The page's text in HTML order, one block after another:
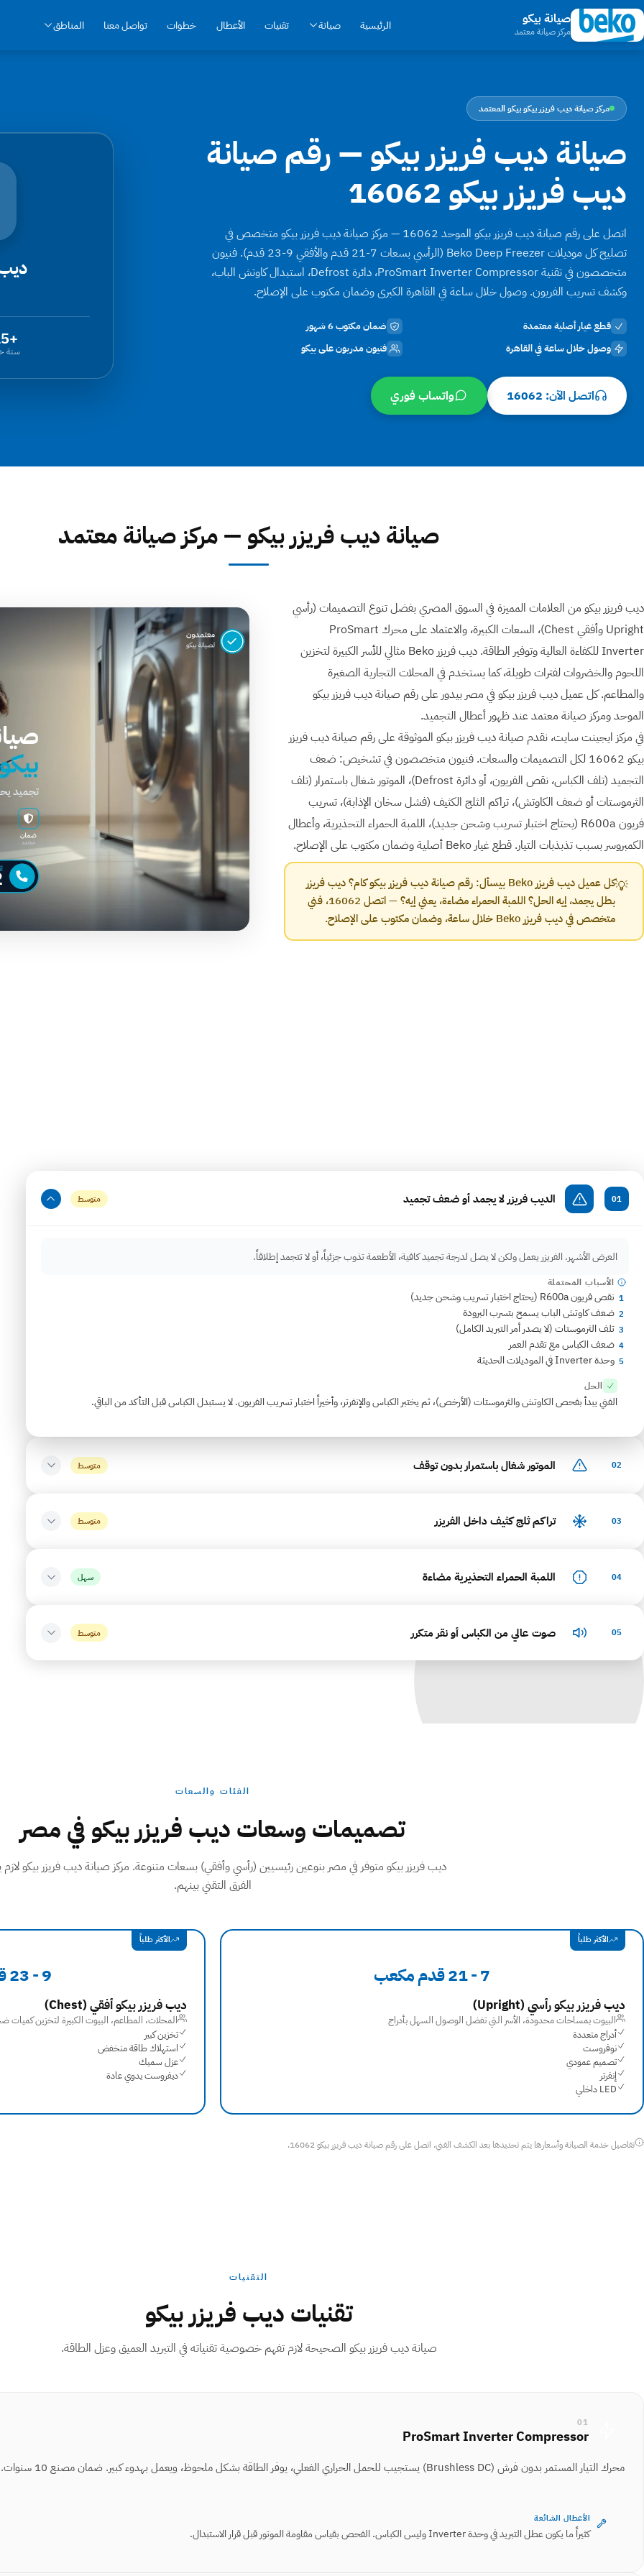
صيانة بيكو
مركز صيانة معتمد الرئيسية صيانة تقنيات الأعطال خطوات تواصل معنا المناطق
مركز صيانة ديب فريزر بيكو بيكو المعتمد
صيانة ديب فريزر بيكو — رقم صيانة
ديب فريزر بيكو 16062
اتصل على رقم صيانة ديب فريزر بيكو الموحد 16062 — مركز صيانة ديب فريزر بيكو متخصص في
تصليح كل موديلات Beko Deep Freezer (الرأسي بسعات 7-21 قدم والأفقي 9-23 قدم). فنيون
متخصصون في تقنية ProSmart Inverter Compressor، دائرة Defrost، استبدال كاوتش الباب،
وكشف تسريب الفريون. وصول خلال ساعة في القاهرة الكبرى وضمان مكتوب على الإصلاح.
قطع غيار أصلية معتمدة
ضمان مكتوب 6 شهور
وصول خلال ساعة في القاهرة
فنيون مدربون على بيكو
اتصل الآن: 16062 واتساب فوري
+15
سنة
صيانة ديب فريزر بيكو — مركز صيانة معتمد
ديب فريزر بيكو من العلامات المميزة في السوق المصري بفضل تنوع التصميمات ⁨(رأسي
Upright وأفقي Chest)⁩، السعات الكبيرة، والاعتماد على محرك ProSmart
Inverter للكفاءة العالية وتوفير الطاقة. ديب فريزر Beko مثالي للأسر الكبيرة لتخزين
اللحوم والخضروات لفترات طويلة، كما يستخدم في المحلات التجارية الصغيرة
والمطاعم. كل عميل ديب فريزر بيكو في مصر بيدور على رقم صيانة ديب فريزر بيكو
الموحد ومركز صيانة معتمد عند ظهور أعطال التجميد.
في مركز ايجينت سايت، نقدم صيانة ديب فريزر بيكو الموثوقة على رقم صيانة ديب فريزر
بيكو 16062 لكل التصميمات والسعات. فنيون متخصصون في تشخيص: ضعف
التجميد ⁨(تلف الكباس، نقص الفريون، أو دائرة Defrost)⁩، الموتور شغال باستمرار (تلف
الثرموستات أو ضعف الكاوتش)، تراكم الثلج الكثيف (فشل سخان الإذابة)، تسريب
فريون R600a (يحتاج اختبار تسريب وشحن جديد)، اللمبة الحمراء التحذيرية، وأعطال
الكمبروسر بسبب تذبذبات التيار. قطع غيار Beko أصلية وضمان مكتوب على الإصلاح.
💡
كل عميل ديب فريزر Beko بيسأل: رقم صيانة ديب فريزر بيكو كام؟ ديب فريزر
بطل يجمد، إيه الحل؟ اللمبة الحمراء مضاءة، يعني إيه؟ — اتصل 16062، فني
متخصص في ديب فريزر Beko خلال ساعة، وضمان مكتوب على الإصلاح.
01 الديب فريزر لا يجمد أو ضعف تجميد متوسط
العرض الأشهر. الفريزر يعمل ولكن لا يصل لدرجة تجميد كافية، الأطعمة تذوب جزئياً، أو لا تتجمد إطلاقاً.
الأسباب المحتملة
1 نقص فريون R600a (يحتاج اختبار تسريب وشحن جديد)
2 ضعف كاوتش الباب يسمح بتسرب البرودة
3 تلف الثرموستات (لا يصدر أمر التبريد الكامل)
4 ضعف الكباس مع تقدم العمر
5 وحدة Inverter في الموديلات الحديثة
الحل
الفني يبدأ بفحص الكاوتش والثرموستات (الأرخص)، ثم يختبر الكباس والإنفرتر، وأخيراً اختبار تسريب الفريون. لا يستبدل الكباس قبل التأكد من الباقي.
02 الموتور شغال باستمرار بدون توقف متوسط
03 تراكم ثلج كثيف داخل الفريزر متوسط
04 اللمبة الحمراء التحذيرية مضاءة سهل
05 صوت عالي من الكباس أو نقر متكرر متوسط
الفئات والسعات
تصميمات وسعات ديب فريزر بيكو في مصر
ديب فريزر بيكو متوفر في مصر بنوعين رئيسيين (رأسي وأفقي) بسعات متنوعة. مركز صيانة ديب فريزر بيكو
الفرق التقني بينهم.
الأكثر طلباً
7 - 21 قدم مكعب
ديب فريزر بيكو رأسي ⁨(Upright)⁩
البيوت بمساحات محدودة، الأسر التي تفضل الوصول السهل بأدراج
أدراج متعددة
نوفروست
تصميم عمودي
إنفرتر
LED داخلي
الأكثر طلباً
9 - 23 قدم مكعب
ديب فريزر بيكو أفقي ⁨(Chest)⁩
المحلات، المطاعم، البيوت الكبيرة لتخزين
تخزين كبير
استهلاك طاقة منخفض
عزل سميك
ديفروست يدوي عادة
تفاصيل خدمة الصيانة وأسعارها يتم تحديدها بعد الكشف الفني. اتصل على رقم صيانة ديب فريزر بيكو 16062.
التقنيات
تقنيات ديب فريزر بيكو
صيانة ديب فريزر بيكو الصحيحة لازم تفهم خصوصية تقنياته في التبريد العميق وعزل الطاقة.
01
ProSmart Inverter Compressor
محرك التيار المستمر بدون فرش ⁨(Brushless DC)⁩ يستجيب للحمل الحراري الفعلي، يوفر الطاقة بشكل ملحوظ، ويعمل بهدوء كبير. ضمان مصنع 10 سنوات.
الأعطال الشائعة
كثيراً ما يكون عطل التبريد في وحدة Inverter وليس الكباس. الفحص بقياس مقاومة الموتور قبل قرار الاستبدال.